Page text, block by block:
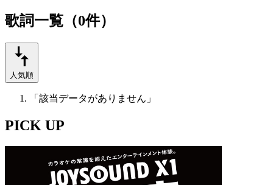
歌詞一覧（0件）
人気順
「該当データがありません」
PICK UP